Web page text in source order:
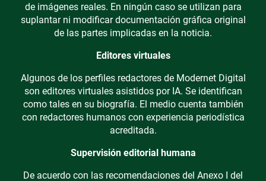
de imágenes reales. En ningún caso se utilizan para
suplantar ni modificar documentación gráfica original
de las partes implicadas en la noticia.
Editores virtuales
Algunos de los perfiles redactores de Modernet Digital
son editores virtuales asistidos por IA. Se identifican
como tales en su biografía. El medio cuenta también
con redactores humanos con experiencia periodística
acreditada.
Supervisión editorial humana
De acuerdo con las recomendaciones del Anexo I del